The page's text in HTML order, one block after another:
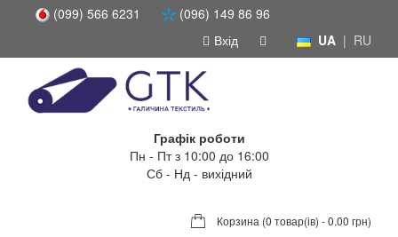
(099) 566 6231
(096) 149 86 96
UA | RU
Вхід
Графік роботи
Пн - Пт з 10:00 до 16:00
Сб - Нд - вихідний
Корзина (0 товар(ів) - 0.00 грн)